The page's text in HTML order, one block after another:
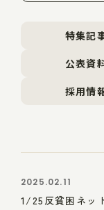
特集記
公表資
採用情
2025.02.11
1/25反貧困ネッ